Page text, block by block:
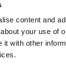
content and
your use of
with other